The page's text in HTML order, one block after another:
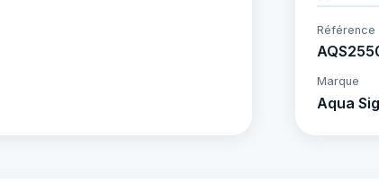
Référence
Marque
Aqua